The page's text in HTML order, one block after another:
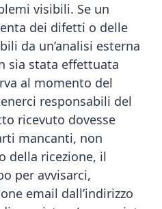
visibili. Se un
dei difetti o delle
da un’analisi esterna
sia stata effettuata
al momento del
responsabili del
ricevuto dovesse
mancanti, non
della ricezione, il
per avvisarci,
email dall’indirizzo